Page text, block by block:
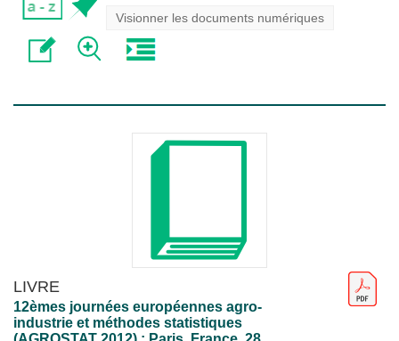
Visionner les documents numériques
LIVRE
12èmes journées européennes agro-
industrie et méthodes statistiques